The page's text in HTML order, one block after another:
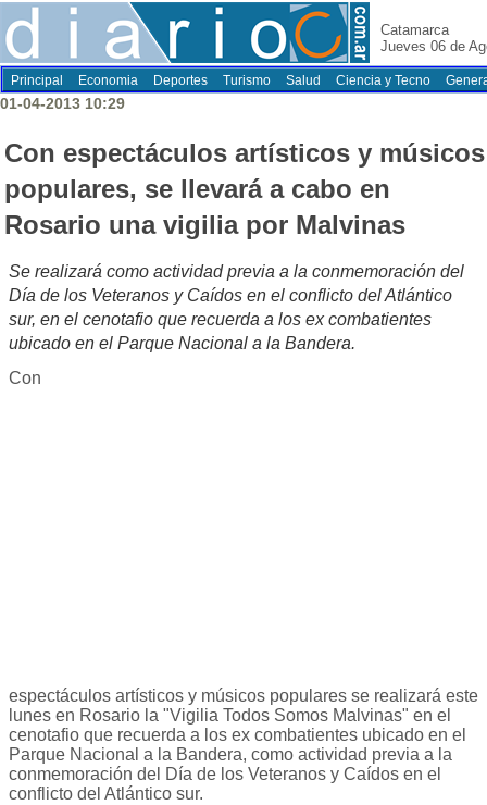
Catamarca
Jueves 06 de
Principal Economia Deportes Turismo Salud Ciencia y Tecno
01-04-2013 10:29
Con espectáculos artísticos y músicos
populares, se llevará a cabo en
Rosario una vigilia por Malvinas
Se realizará como actividad previa a la conmemoración del
Día de los Veteranos y Caídos en el conflicto del Atlántico
sur, en el cenotafio que recuerda a los ex combatientes
ubicado en el Parque Nacional a la Bandera.
Con
espectáculos artísticos y músicos populares se realizará este
lunes en Rosario la "Vigilia Todos Somos Malvinas" en el
cenotafio que recuerda a los ex combatientes ubicado en el
Parque Nacional a la Bandera, como actividad previa a la
conmemoración del Día de los Veteranos y Caídos en el
conflicto del Atlántico sur.